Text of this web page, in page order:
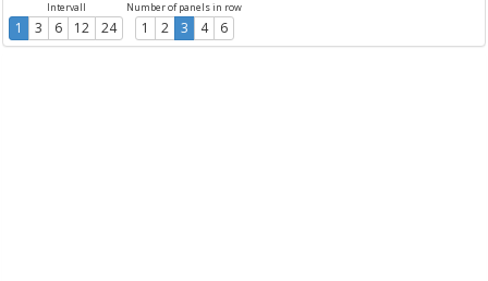
Intervall
1 3 6 12 24
Number of panels in row
1 2 3 4 6